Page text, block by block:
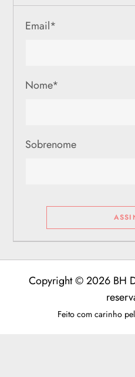
Email*
Nome*
Sobrenome
Copyright © 2026 BH
Feito com carinho